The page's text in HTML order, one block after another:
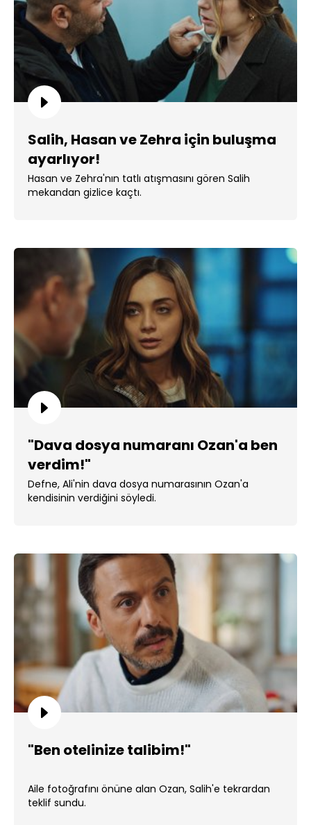
Salih, Hasan ve Zehra için buluşma
ayarlıyor!
Hasan ve Zehra'nın tatlı atışmasını gören Salih
mekandan gizlice kaçtı.
"Dava dosya numaranı Ozan'a ben
verdim!"
Defne, Ali'nin dava dosya numarasının Ozan'a
kendisinin verdiğini söyledi.
"Ben otelinize talibim!"
Aile fotoğrafını önüne alan Ozan, Salih'e tekrardan
teklif sundu.